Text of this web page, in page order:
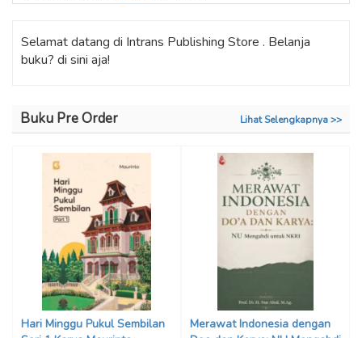
Selamat datang di Intrans Publishing Store . Belanja
buku? di sini aja!
Buku Pre Order Lihat Selengkapnya >>
Hari Minggu Pukul Sembilan
Merawat Indonesia dengan